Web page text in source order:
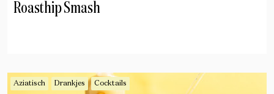
Roasthip Smash
Aziatisch Drankjes Cocktails